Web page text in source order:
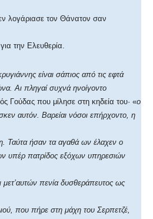
λογάριασε τον Θάνατον σαν
την Ελευθερία.
είναι σάπιος από τις εφτά
Αι πληγαί συχνά ηνοίγοντο
Γούδας που μίλησε στη κηδεία του· «ο
αυτόν. Βαρείαι νόσοι επήρχοντο, η
Ταύτα ήσαν τα αγαθά ων έλαχεν ο
υπέρ πατρίδος εξόχων υπηρεσιών
μετ’αυτών πενία δυσθεράπευτος ως
που πήρε στη μάχη του Σερπετζέ,